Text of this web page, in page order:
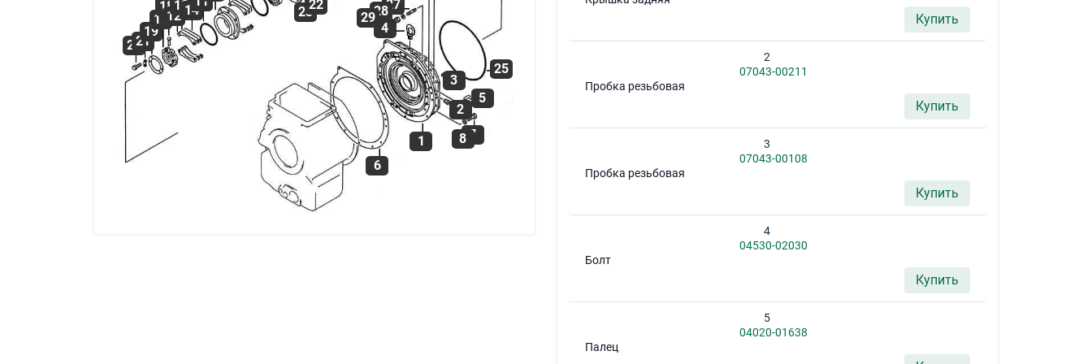
2021
19
17
18
12
1314 2322 27
28
29
25
4
3
5
2
7
8
1
6
Купить
2
07043-00211
Пробка резьбовая
Купить
3
07043-00108
Пробка резьбовая
Купить
4
04530-02030
Болт
Купить
5
04020-01638
Палец